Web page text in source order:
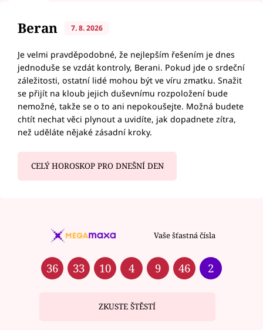
Beran 7. 8. 2026
Je velmi pravděpodobné, že nejlepším řešením je dnes
jednoduše se vzdát kontroly, Berani. Pokud jde o srdeční
záležitosti, ostatní lidé mohou být ve víru zmatku. Snažit
se přijít na kloub jejich duševnímu rozpoložení bude
nemožné, takže se o to ani nepokoušejte. Možná budete
chtít nechat věci plynout a uvidíte, jak dopadnete zítra,
než uděláte nějaké zásadní kroky.
CELÝ HOROSKOP PRO DNEŠNÍ DEN
Vaše šťastná čísla
36 33 10 4 9 46 2
ZKUSTE ŠTĚSTÍ